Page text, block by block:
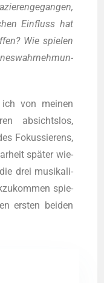
Ein­fluss hat
Wie spie­len
von mei­nen
absichts­los,
Fokus­sie­rens,
spä­ter wie­
drei musi­ka­li­
spie­
ers­ten bei­den